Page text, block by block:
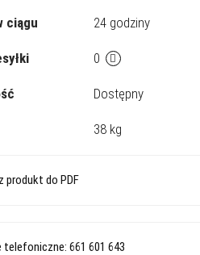
ciągu 24 godziny
0
Dostępny
38 kg
produkt do PDF
telefoniczne: 661 601 643